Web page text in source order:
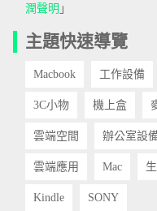
潤聲明 」
主題快速導覽
Macbook 工作設備
3C小物 機上盒
雲端空間 辦公室設
雲端應用 Mac
Kindle SONY